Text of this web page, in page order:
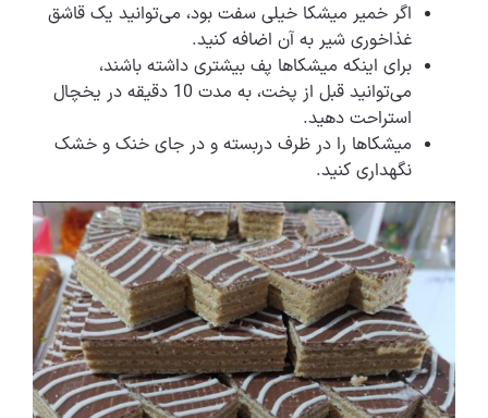
اگر خمیر میشکا خیلی سفت بود، می‌توانید یک قاشق
غذاخوری شیر به آن اضافه کنید.
برای اینکه میشکاها پف بیشتری داشته باشند،
می‌توانید قبل از پخت، به مدت 10 دقیقه در یخچال
استراحت دهید.
میشکاها را در ظرف دربسته و در جای خنک و خشک
نگهداری کنید.